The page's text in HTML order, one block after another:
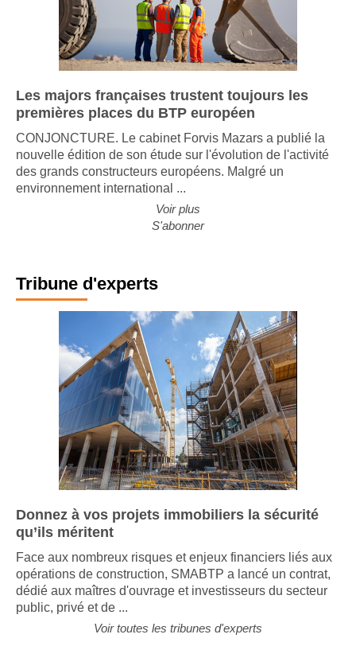
Les majors françaises trustent toujours les
premières places du BTP européen
CONJONCTURE. Le cabinet Forvis Mazars a publié la
nouvelle édition de son étude sur l'évolution de l'activité
des grands constructeurs européens. Malgré un
Voir plus
Tribune d'experts
Donnez à vos projets immobiliers la sécurité
qu’ils méritent
Face aux nombreux risques et enjeux financiers liés aux
opérations de construction, SMABTP a lancé un contrat,
dédié aux maîtres d'ouvrage et investisseurs du secteur